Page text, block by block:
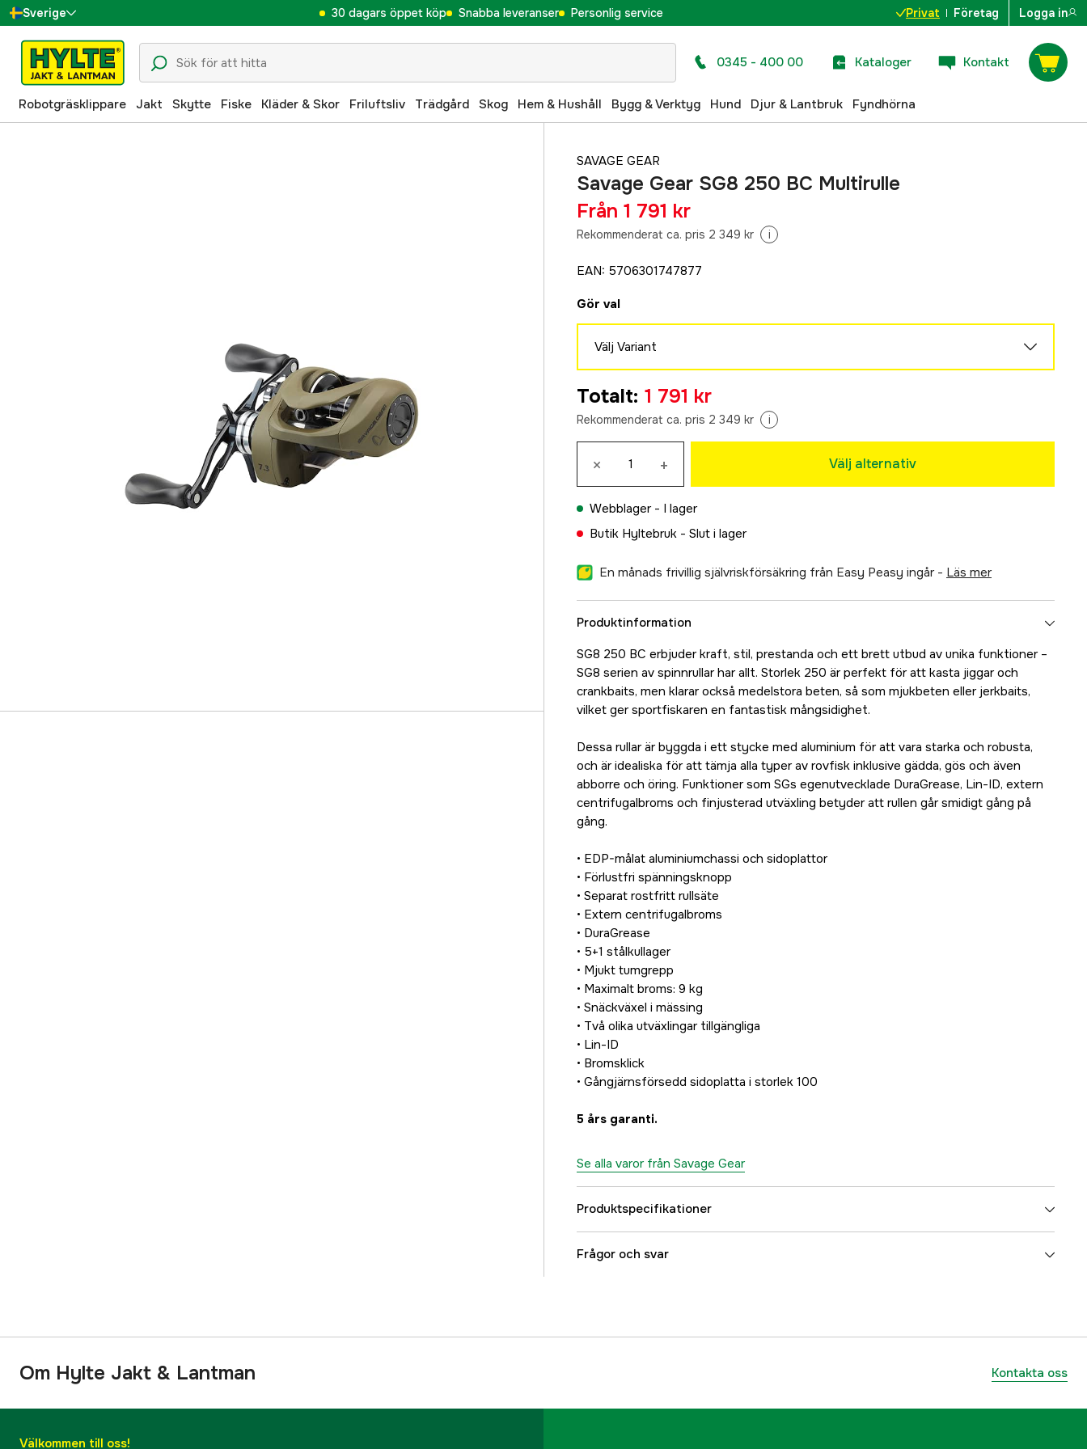
Sverige
Danmark
Suomi
Norge
30 dagars öppet köp Snabba leveranser Personlig service Privat Företag Logga in
0345 - 400 00 Kataloger Kontakt
Robotgräsklippare Jakt Skytte Fiske Kläder & Skor Friluftsliv Trädgård Skog Hem & Hushåll Bygg & Verktyg Hund Djur & Lantbruk Fyndhörna
SAVAGE GEAR
Savage Gear SG8 250 BC Multirulle
Från 1 791 kr
Rekommenderat ca. pris 2 349 kr i
EAN: 5706301747877
Gör val
Välj Variant
1 791 kr
Totalt: 1 791 kr
Rekommenderat ca. pris 2 349 kr i
× + Välj alternativ
Webblager - I lager
Butik Hyltebruk - Slut i lager
En månads frivillig självriskförsäkring från Easy Peasy ingår - läs mer
Produktinformation
SG8 250 BC erbjuder kraft, stil, prestanda och ett brett utbud av unika funktioner –
SG8 serien av spinnrullar har allt. Storlek 250 är perfekt för att kasta jiggar och
crankbaits, men klarar också medelstora beten, så som mjukbeten eller jerkbaits,
vilket ger sportfiskaren en fantastisk mångsidighet.
Dessa rullar är byggda i ett stycke med aluminium för att vara starka och robusta,
och är idealiska för att tämja alla typer av rovfisk inklusive gädda, gös och även
abborre och öring. Funktioner som SGs egenutvecklade DuraGrease, Lin-ID, extern
centrifugalbroms och finjusterad utväxling betyder att rullen går smidigt gång på
gång.
• EDP-målat aluminiumchassi och sidoplattor
• Förlustfri spänningsknopp
• Separat rostfritt rullsäte
• Extern centrifugalbroms
• DuraGrease
• 5+1 stålkullager
• Mjukt tumgrepp
• Maximalt broms: 9 kg
• Snäckväxel i mässing
• Två olika utväxlingar tillgängliga
• Lin-ID
• Bromsklick
• Gångjärnsförsedd sidoplatta i storlek 100
5 års garanti.
Se alla varor från Savage Gear
Produktspecifikationer
Vikt (g)
Kullager + rullager 7+1
no
Rullstorlek Allround
Frågor och svar
Om Hylte Jakt & Lantman Kontakta oss
Välkommen till oss!